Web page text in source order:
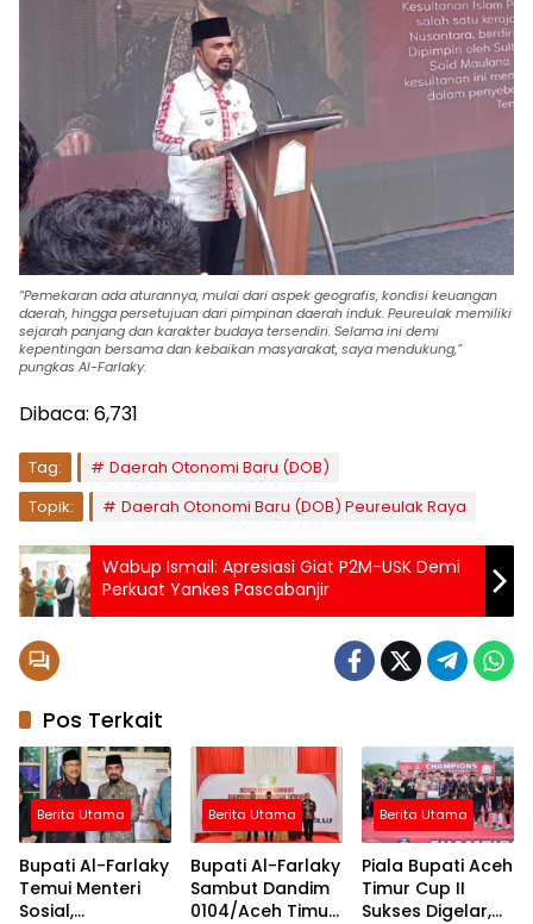
“Pemekaran ada aturannya, mulai dari aspek geografis, kondisi keuangan
daerah, hingga persetujuan dari pimpinan daerah induk. Peureulak memiliki
sejarah panjang dan karakter budaya tersendiri. Selama ini demi
kepentingan bersama dan kebaikan masyarakat, saya mendukung,”
pungkas Al-Farlaky.
Dibaca: 6,731
Tag:
Daerah Otonomi Baru (DOB)
Topik:
Daerah Otonomi Baru (DOB) Peureulak Raya
Wabup Ismail: Apresiasi Giat P2M-USK Demi
Perkuat Yankes Pascabanjir
Pos Terkait
Berita Utama
Bupati Al-Farlaky
Temui Menteri
Sosial,
Berita Utama
Bupati Al-Farlaky
Sambut Dandim
0104/Aceh Timur
Berita Utama
Piala Bupati Aceh
Timur Cup II
Sukses Digelar,